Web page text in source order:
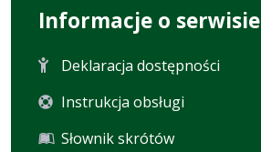
Informacje o serwisie
Deklaracja dostępności
Instrukcja obsługi
Słownik skrótów